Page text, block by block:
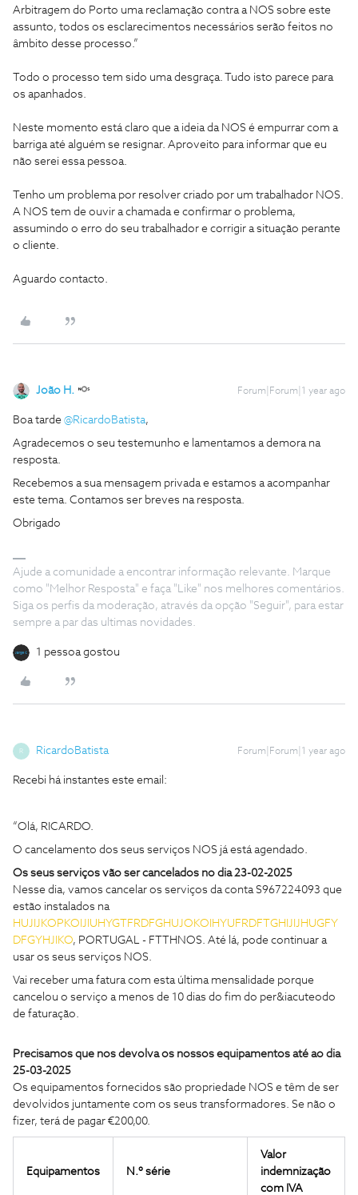
Arbitragem do Porto uma reclamação contra a NOS sobre este
assunto, todos os esclarecimentos necessários serão feitos no
âmbito desse processo.”
Todo o processo tem sido uma desgraça. Tudo isto parece para
os apanhados.
Neste momento está claro que a ideia da NOS é empurrar com a
barriga até alguém se resignar. Aproveito para informar que eu
não serei essa pessoa.
Tenho um problema por resolver criado por um trabalhador NOS.
A NOS tem de ouvir a chamada e confirmar o problema,
assumindo o erro do seu trabalhador e corrigir a situação perante
o cliente.
Aguardo contacto.
João H. Forum|Forum|1 year ago
Boa tarde ​ @RicardoBatista,
Agradecemos o seu testemunho e lamentamos a demora na
resposta.
Recebemos a sua mensagem privada e estamos a acompanhar
este tema. Contamos ser breves na resposta.
Obrigado
Ajude a comunidade a encontrar informação relevante. Marque
como "Melhor Resposta" e faça "Like" nos melhores comentários.
Siga os perfis da moderação, através da opção "Seguir", para estar
sempre a par das ultimas novidades.
1 pessoa gostou
R RicardoBatista Forum|Forum|1 year ago
Recebi há instantes este email:
“Olá, RICARDO.
O cancelamento dos seus serviços NOS já está agendado.
Os seus serviços vão ser cancelados no dia 23-02-2025
Nesse dia, vamos cancelar os serviços da conta S967224093 que
estão instalados na
HUJIJKOPKOIJIUHYGTFRDFGHUJOKOIHYUFRDFTGHIJIJHUGFY
DFGYHJIKO, PORTUGAL - FTTHNOS. Até lá, pode continuar a
usar os seus serviços NOS.
Vai receber uma fatura com esta última mensalidade porque
cancelou o serviço a menos de 10 dias do fim do per&iacuteodo
de faturação.
Precisamos que nos devolva os nossos equipamentos até ao dia
25-03-2025
Os equipamentos fornecidos são propriedade NOS e têm de ser
devolvidos juntamente com os seus transformadores. Se não o
fizer, terá de pagar €200,00.
Equipamentos N.º série
Valor
indemnização
com IVA